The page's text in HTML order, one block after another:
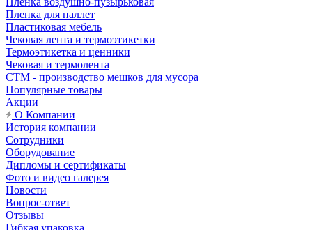
Пленка для паллет
Пластиковая мебель
Чековая лента и термоэтикетки
Термоэтикетка и ценники
Чековая и термолента
СТМ - производство мешков для мусора
Популярные товары
Акции
О Компании
История компании
Сотрудники
Оборудование
Дипломы и сертификаты
Фото и видео галерея
Новости
Вопрос-ответ
Отзывы
Гибкая упаковка